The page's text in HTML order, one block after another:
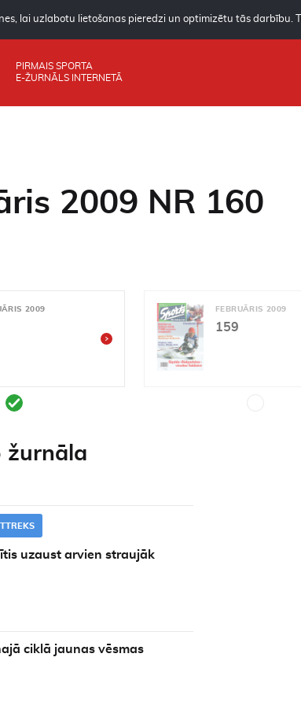
lai uzlabotu lietošanas pieredzi un optimizētu tās
PIRMAIS SPORTA
E-ŽURNĀLS INTERNETĀ
2009 NR 160
2009 FEBRUĀRIS 2009
159
žurnāla
uzaust arvien straujāk
ciklā jaunas vēsmas